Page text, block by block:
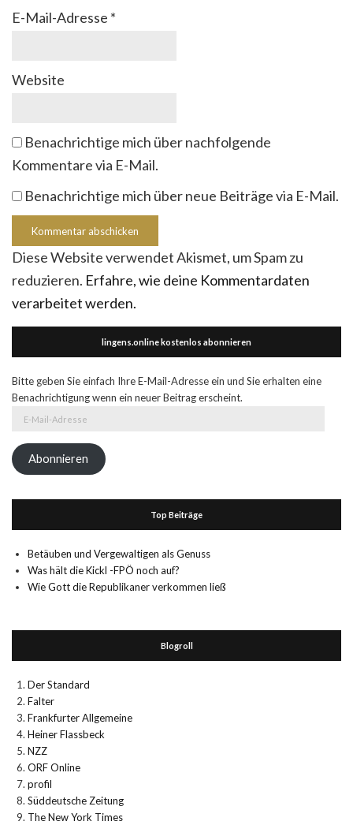
E-Mail-Adresse *
Website
Benachrichtige mich über nachfolgende
Kommentare via E-Mail.
Benachrichtige mich über neue Beiträge via E-Mail.
Diese Website verwendet Akismet, um Spam zu
reduzieren. Erfahre, wie deine Kommentardaten
verarbeitet werden.
lingens.online kostenlos abonnieren
Bitte geben Sie einfach Ihre E-Mail-Adresse ein und Sie erhalten eine
Benachrichtigung wenn ein neuer Beitrag erscheint.
Adresse
Abonnieren
Top Beiträge
Betäuben und Vergewaltigen als Genuss
Was hält die Kickl -FPÖ noch auf?
Wie Gott die Republikaner verkommen ließ
Blogroll
Der Standard
Falter
Frankfurter Allgemeine
Heiner Flassbeck
NZZ
ORF Online
profil
Süddeutsche Zeitung
The New York Times